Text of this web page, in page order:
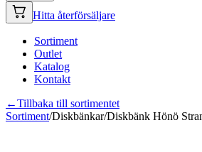
Hitta återförsäljare
Sortiment
Outlet
Katalog
Kontakt
←Tillbaka till sortimentet
Sortiment/Diskbänkar/Diskbänk Hönö